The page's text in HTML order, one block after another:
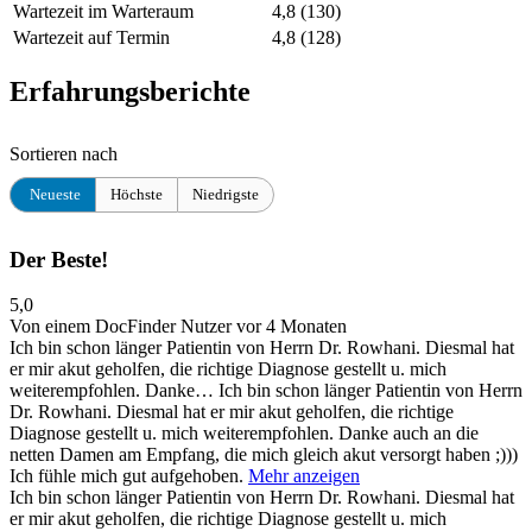
Wartezeit im Warteraum
4,8 (130)
Wartezeit auf Termin
4,8 (128)
Erfahrungsberichte
Sortieren nach
Neueste Höchste Niedrigste
Der Beste!
5,0
Von einem DocFinder Nutzervor 4 Monaten
Ich bin schon länger Patientin von Herrn Dr. Rowhani. Diesmal hat
er mir akut geholfen, die richtige Diagnose gestellt u. mich
weiterempfohlen. Danke… Ich bin schon länger Patientin von Herrn
Dr. Rowhani. Diesmal hat er mir akut geholfen, die richtige
Diagnose gestellt u. mich weiterempfohlen. Danke auch an die
netten Damen am Empfang, die mich gleich akut versorgt haben ;)))
Ich fühle mich gut aufgehoben. Mehr anzeigen
Ich bin schon länger Patientin von Herrn Dr. Rowhani. Diesmal hat
er mir akut geholfen, die richtige Diagnose gestellt u. mich